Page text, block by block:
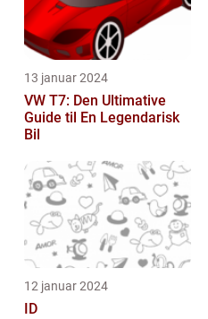
13 januar 2024
VW T7: Den Ultimative
Guide til En Legendarisk
Bil
12 januar 2024
ID